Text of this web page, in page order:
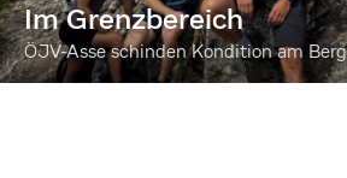
Im Grenzbereich
ÖJV-Asse schinden Kondition am Berg